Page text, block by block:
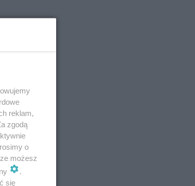
reklam,
zgodą
o
możesz
.
się